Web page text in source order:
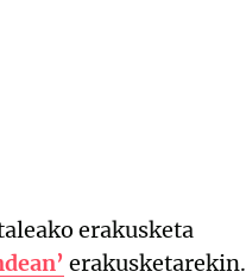
erakusketa
erakusketarekin.